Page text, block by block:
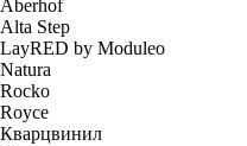
Aberhof
Alta Step
LayRED by Moduleo
Natura
Rocko
Royce
Кварцвинил